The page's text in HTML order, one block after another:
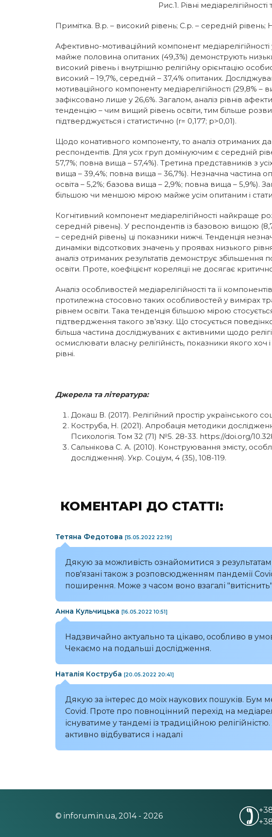
Рис.1. Рівні
Примітка. В.р. – високий рівень; С.р. – середній рівень;
Афективно-мотиваційний компонент
майже половина опитаних (49,3%) демонструють
високий рівень і внутрішню релігійну орієнтацію
високий – 19,7%, середній – 37,4% опитаних.
мотиваційного компоненту медіарелігійності (29,8% –
зафіксовано лише у 26,6%. Загалом, аналіз рівнів
тенденцію – чим вищий рівень освіти, тим більше
підтверджується і статистично (r= 0,177; p>0,01).
Щодо конативного компоненту, то аналіз отриманих
респондентів. Для усіх груп домінуючим є середній
57,7%; повна вища – 57,4%). Третина представників з
вища – 39,4%; повна вища – 36,7%). Незначна частина
освіта – 5,2%; базова вища – 2,9%; повна вища – 5,9%).
більшою чи меншою мірою майже усім опитаним і
Когнітивний компонент медіарелігійності найкраще
середній рівень). У респондентів із базовою вищою
– середній рівень) ці показники нижчі. Тенденція
динаміки відсоткових значень у проявах низького
аналіз отриманих результатів демонструє збільшення
освіти. Проте, коефіцієнт кореляції не досягає
Аналіз особливостей медіарелігійності та її
протилежна стосовно таких особливостей у вимірах
рівнем освіти. Така тенденція більшою мірою
підтвердження такого зв’язку. Що стосується
більша частина досліджуваних є активними щодо
осмислювати власну релігійність, показники якого
рівні.
Джерела та література:
Докаш В. (2017). Релігійний простір українського
Коструба, Н. (2021). Апробація методики
Психологія. Том 32 (71) №5. 28-33. https://doi.org/
Сальнікова С. А. (2010). Конструювання змісту,
дослідження). Укр. Соціум, 4 (35), 108-119.
КОМЕНТАРІ ДО СТАТТІ:
Тетяна Федотова [15.05.2022 22:19]
Дякую за можливість ознайомитися з
пов'язані також з розповсюдженням пандемії
поширення. Може з часом воно взагалі
Анна Кульчицька [16.05.2022 10:51]
Надзвичайно актуально та цікаво, особливо в
Чекаємо на подальші дослідження.
Наталія Коструба [20.05.2022 20:41]
Дякую за інтерес до моїх наукових пошуків. Бум
Covid. Проте про повноцінний перехід на
існуватиме у тандемі із традиційною
активно відбуватися і надалі
© inforum.in.ua, 2014 - 2026